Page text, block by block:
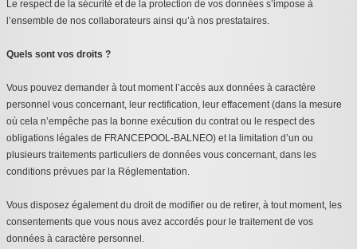
Le respect de la sécurité et de la protection de vos données s’impose à
l’ensemble de nos collaborateurs ainsi qu’à nos prestataires.
Quels sont vos droits ?
Vous pouvez demander à tout moment l’accès aux données à caractère
personnel vous concernant, leur rectification, leur effacement (dans la mesure
où cela n’empêche pas la bonne exécution du contrat ou le respect des
obligations légales de FRANCEPOOL-BALNEO) et la limitation d’un ou
plusieurs traitements particuliers de données vous concernant, dans les
conditions prévues par la Réglementation.
Vous disposez également du droit de modifier ou de retirer, à tout moment, les
consentements que vous nous avez accordés pour le traitement de vos
données à caractère personnel.